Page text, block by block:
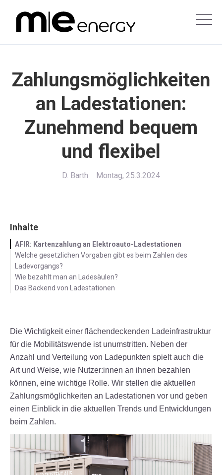
Zahlungsmöglichkeiten
an Ladestationen:
Zunehmend bequem
und flexibel
D. Barth Montag, 25.3.2024
Inhalte
AFIR: Kartenzahlung an Elektroauto-Ladestationen
Welche gesetzlichen Vorgaben gibt es beim Zahlen des
Ladevorgangs?
Wie bezahlt man an Ladesäulen?
Das Backend von Ladestationen
Die Wichtigkeit einer flächendeckenden Ladeinfrastruktur
für die Mobilitätswende ist unumstritten. Neben der
Anzahl und Verteilung von Ladepunkten spielt auch die
Art und Weise, wie Nutzer:innen an ihnen bezahlen
können, eine wichtige Rolle. Wir stellen die aktuellen
Zahlungsmöglichkeiten an Ladestationen vor und geben
einen Einblick in die aktuellen Trends und Entwicklungen
beim Zahlen.